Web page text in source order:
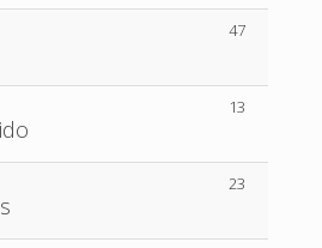
47
13
23